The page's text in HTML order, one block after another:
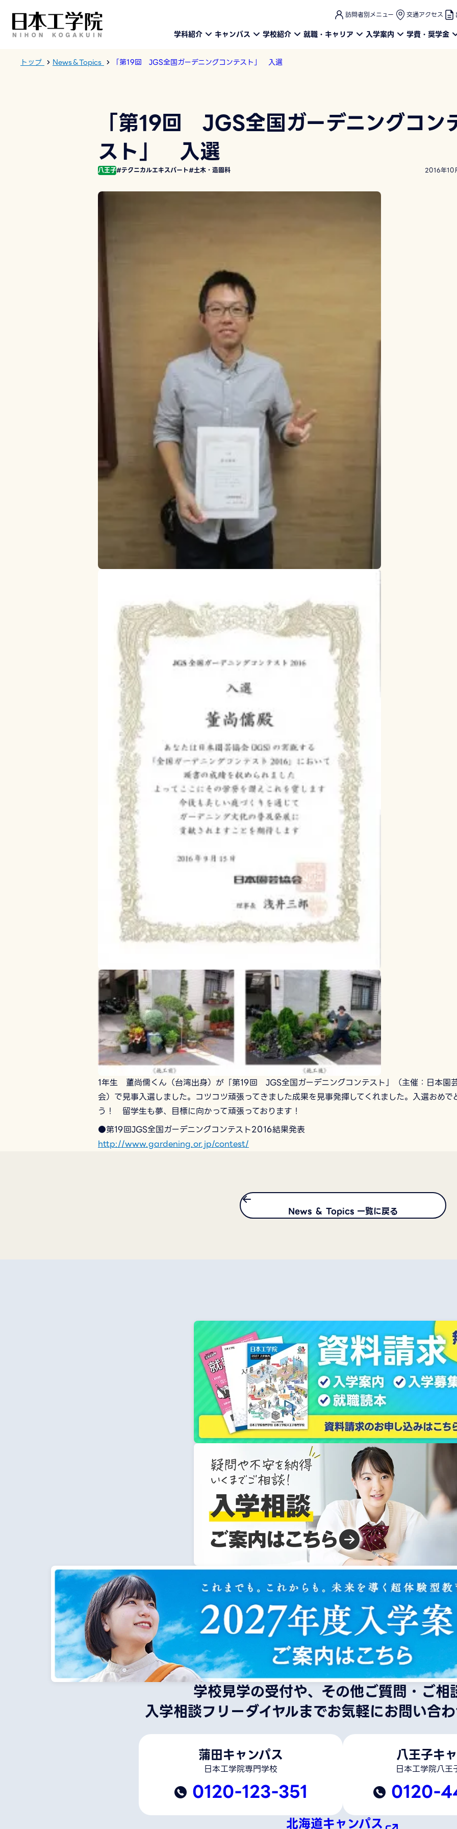
このページの本文へ
訪問者別メニュー 交通アクセス
学科紹介 キャンパス 学校紹介 就職・キャリア 入学案内 学費・奨学金
トップ News＆Topics 「第19回 JGS全国ガーデニングコンテスト」 入選
「第19回 JGS全国ガーデニングコン
スト」 入選
八王子#テクニカルエキスパート#土木・造園科 2016年10
1年生 董尚儒くん（台湾出身）が「第19回 JGS全国ガーデニングコンテスト」（主催：日本園
会）で見事入選しました。コツコツ頑張ってきました成果を見事発揮してくれました。入選おめで
う！ 留学生も夢、目標に向かって頑張っております！
●第19回JGS全国ガーデニングコンテスト2016結果発表
http://www.gardening.or.jp/contest/
News ＆ Topics 一覧に戻る
学校見学の受付や、その他ご質問・ご相
入学相談フリーダイヤルまでお気軽にお問い合
蒲田キャンパス
日本工学院専門学校
0120-123-351
八王子キ
日本工学院八王
0120-
北海道キャンパス